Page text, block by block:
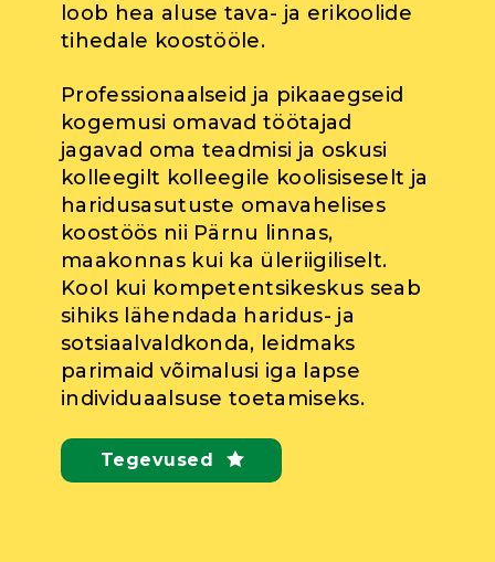
loob hea aluse tava- ja erikoolide
tihedale koostööle.
Professionaalseid ja pikaaegseid
kogemusi omavad töötajad
jagavad oma teadmisi ja oskusi
kolleegilt kolleegile koolisiseselt ja
haridusasutuste omavahelises
koostöös nii Pärnu linnas,
maakonnas kui ka üleriigiliselt.
Kool kui kompetentsikeskus seab
sihiks lähendada haridus- ja
sotsiaalvaldkonda, leidmaks
parimaid võimalusi iga lapse
individuaalsuse toetamiseks.
Tegevused